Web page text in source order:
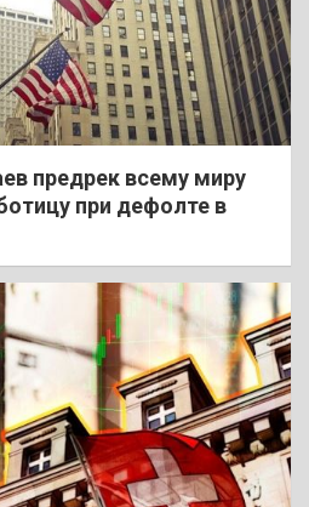
предрек всему миру
при дефолте в